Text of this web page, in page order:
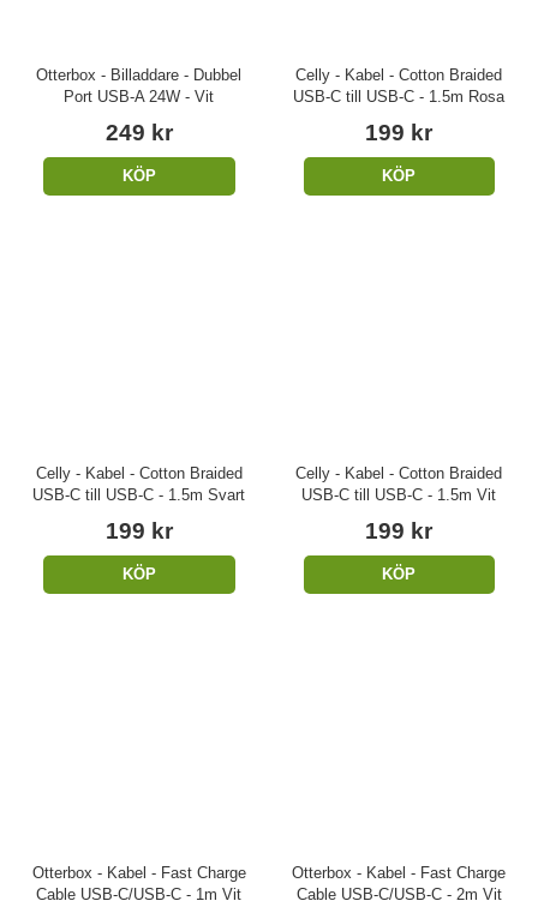
Otterbox - Billaddare - Dubbel
Port USB-A 24W - Vit
249 kr
KÖP
Celly - Kabel - Cotton Braided
USB-C till USB-C - 1.5m Rosa
199 kr
KÖP
Celly - Kabel - Cotton Braided
USB-C till USB-C - 1.5m Svart
199 kr
KÖP
Celly - Kabel - Cotton Braided
USB-C till USB-C - 1.5m Vit
199 kr
KÖP
Otterbox - Kabel - Fast Charge
Cable USB-C/USB-C - 1m Vit
Otterbox - Kabel - Fast Charge
Cable USB-C/USB-C - 2m Vit